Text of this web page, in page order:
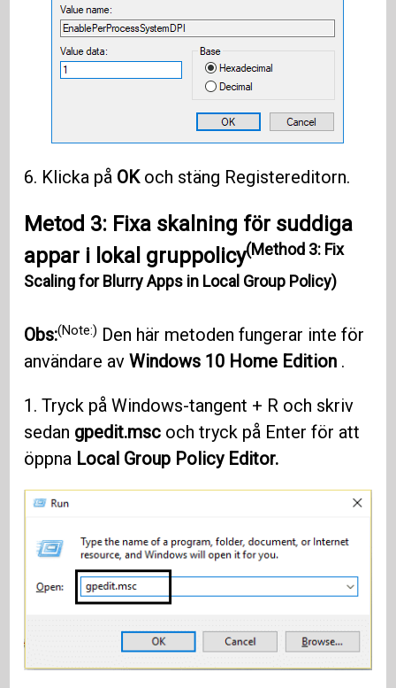
6. Klicka på OKoch stäng Registereditorn.
Metod 3: Fixa skalning för suddiga
appar i lokal gruppolicy(Method 3: Fix
Scaling for Blurry Apps in Local Group Policy)
Obs:(Note:) Den här metoden fungerar inte för
användare avWindows 10 Home Edition .
1. Tryck på Windows-tangent + R och skriv
sedan gpedit.msc och tryck på Enter för att
öppna Local Group Policy Editor.